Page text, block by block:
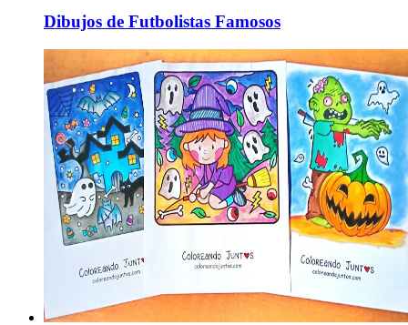
Dibujos de Futbolistas Famosos